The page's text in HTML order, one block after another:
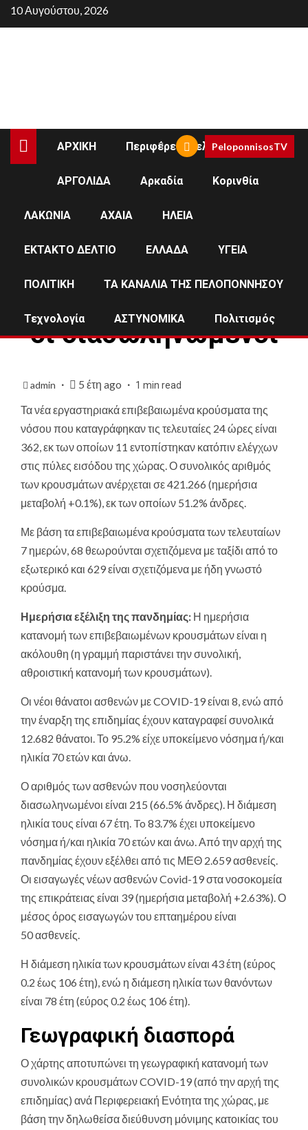
Skip
to
10 Αυγούστου, 2026
ΑΡΧΙΚΗ Περιφέρεια Πελοποννήσου
ΑΡΓΟΛΙΔΑ Αρκαδία Κορινθία
ΛΑΚΩΝΙΑ ΑΧΑΙΑ ΗΛΕΙΑ
ΕΚΤΑΚΤΟ ΔΕΛΤΙΟ ΕΛΛΑΔΑ ΥΓΕΙΑ
ΠΟΛΙΤΙΚΗ ΤΑ ΚΑΝΑΛΙΑ ΤΗΣ ΠΕΛΟΠΟΝΝΗΣΟΥ
Τεχνολογία ΑΣΤΥΝΟΜΙΚΑ Πολιτισμός
PeloponnisosTV
οι διασωληνωμένοι
admin 5 έτη ago 1 min read
Τα νέα εργαστηριακά επιβεβαιωμένα κρούσματα της
νόσου που καταγράφηκαν τις τελευταίες 24 ώρες είναι
362, εκ των οποίων 11 εντοπίστηκαν κατόπιν ελέγχων
στις πύλες εισόδου της χώρας. Ο συνολικός αριθμός
των κρουσμάτων ανέρχεται σε 421.266 (ημερήσια
μεταβολή +0.1%), εκ των οποίων 51.2% άνδρες.
Με βάση τα επιβεβαιωμένα κρούσματα των τελευταίων
7 ημερών, 68 θεωρούνται σχετιζόμενα με ταξίδι από το
εξωτερικό και 629 είναι σχετιζόμενα με ήδη γνωστό
κρούσμα.
Ημερήσια εξέλιξη της πανδημίας: Η ημερήσια
κατανομή των επιβεβαιωμένων κρουσμάτων είναι η
ακόλουθη (η γραμμή παριστάνει την συνολική,
αθροιστική κατανομή των κρουσμάτων).
Οι νέοι θάνατοι ασθενών με COVID-19 είναι 8, ενώ από
την έναρξη της επιδημίας έχουν καταγραφεί συνολικά
12.682 θάνατοι. Το 95.2% είχε υποκείμενο νόσημα ή/και
ηλικία 70 ετών και άνω.
Ο αριθμός των ασθενών που νοσηλεύονται
διασωληνωμένοι είναι 215 (66.5% άνδρες). Η διάμεση
ηλικία τους είναι 67 έτη. To 83.7% έχει υποκείμενο
νόσημα ή/και ηλικία 70 ετών και άνω. Από την αρχή της
πανδημίας έχουν εξέλθει από τις ΜΕΘ 2.659 ασθενείς.
Οι εισαγωγές νέων ασθενών Covid-19 στα νοσοκομεία
της επικράτειας είναι 39 (ημερήσια μεταβολή +2.63%). Ο
μέσος όρος εισαγωγών του επταημέρου είναι
50 ασθενείς.
Η διάμεση ηλικία των κρουσμάτων είναι 43 έτη (εύρος
0.2 έως 106 έτη), ενώ η διάμεση ηλικία των θανόντων
είναι 78 έτη (εύρος 0.2 έως 106 έτη).
Γεωγραφική διασπορά
Ο χάρτης αποτυπώνει τη γεωγραφική κατανομή των
συνολικών κρουσμάτων COVID-19 (από την αρχή της
επιδημίας) ανά Περιφερειακή Ενότητα της χώρας, με
βάση την δηλωθείσα διεύθυνση μόνιμης κατοικίας του